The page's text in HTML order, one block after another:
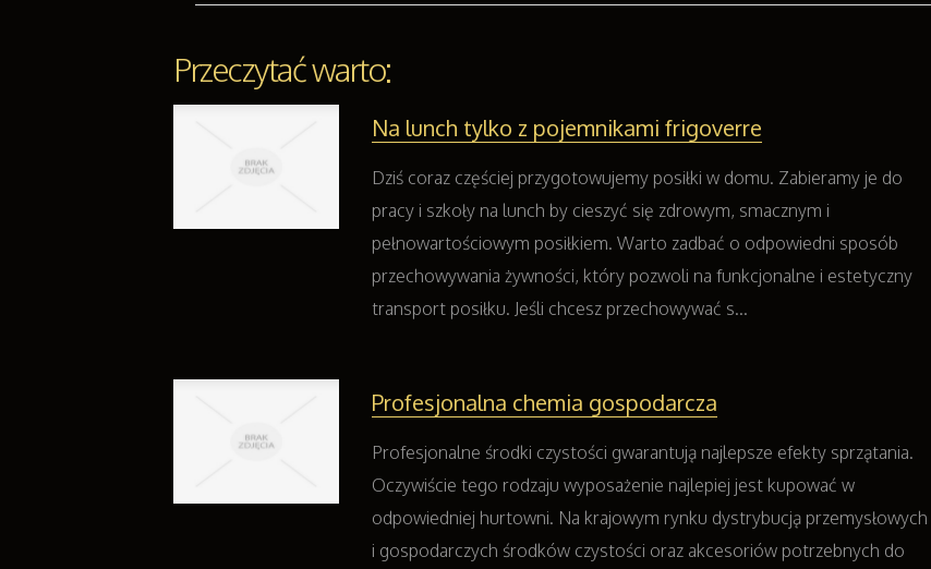
Przeczytać warto:
Na lunch tylko z pojemnikami frigoverre
Dziś coraz częściej przygotowujemy posiłki w domu. Zabieramy je do
pracy i szkoły na lunch by cieszyć się zdrowym, smacznym i
pełnowartościowym posiłkiem. Warto zadbać o odpowiedni sposób
przechowywania żywności, który pozwoli na funkcjonalne i estetyczny
transport posiłku. Jeśli chcesz przechowywać s...
Profesjonalna chemia gospodarcza
Profesjonalne środki czystości gwarantują najlepsze efekty sprzątania.
Oczywiście tego rodzaju wyposażenie najlepiej jest kupować w
odpowiedniej hurtowni. Na krajowym rynku dystrybucją przemysłowych
i gospodarczych środków czystości oraz akcesoriów potrzebnych do